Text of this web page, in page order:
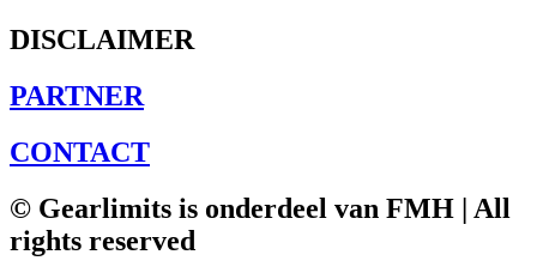
DISCLAIMER
PARTNER
CONTACT
© Gearlimits is onderdeel van FMH | All
rights reserved